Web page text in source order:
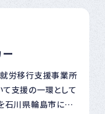
労移行支援事業所
支援の一環として
石川県輪島市に派